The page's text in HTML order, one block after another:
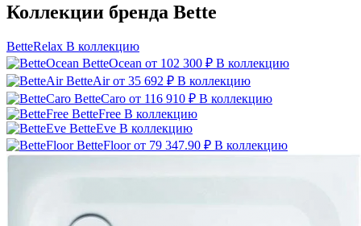
Коллекции бренда Bette
BetteRelax В коллекцию
BetteOcean от 102 300 ₽ В коллекцию
BetteAir от 35 692 ₽ В коллекцию
BetteCaro от 116 910 ₽ В коллекцию
BetteFree В коллекцию
BetteEve В коллекцию
BetteFloor от 79 347.90 ₽ В коллекцию